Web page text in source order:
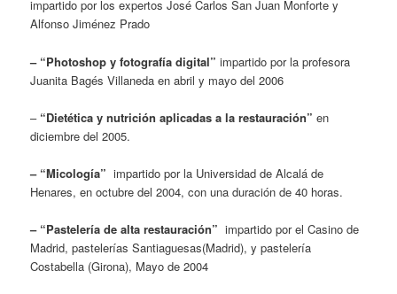
impartido por los expertos José Carlos San Juan Monforte y
Alfonso Jiménez Prado
– “Photoshop y fotografía digital”impartido por la profesora
Juanita Bagés Villaneda en abril y mayo del 2006
– “Dietética y nutrición aplicadas a la restauración” en
diciembre del 2005.
– “Micología”impartido por la Universidad de Alcalá de
Henares, en octubre del 2004, con una duración de 40 horas.
– “Pastelería de alta restauración” impartido por el Casino de
Madrid, pastelerías Santiaguesas(Madrid), y pastelería
Costabella (Girona), Mayo de 2004